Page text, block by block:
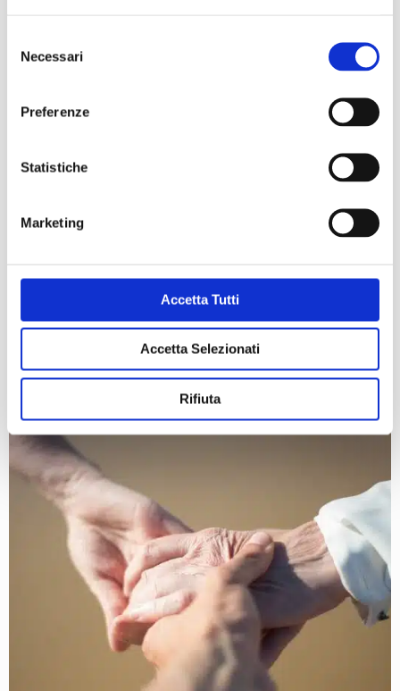
delNecessari
Preferenze
Statistiche
Marketing
Accetta Tutti
Accetta Selezionati
Rifiuta
reinserimento
LEGGI TUTTO